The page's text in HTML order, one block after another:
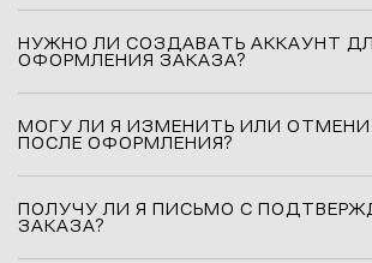
НУЖНО ЛИ СОЗДАВАТЬ АККАУНТ
ОФОРМЛЕНИЯ ЗАКАЗА?
МОГУ ЛИ Я ИЗМЕНИТЬ ИЛИ
ПОСЛЕ ОФОРМЛЕНИЯ?
ПОЛУЧУ ЛИ Я ПИСЬМО С
ЗАКАЗА?